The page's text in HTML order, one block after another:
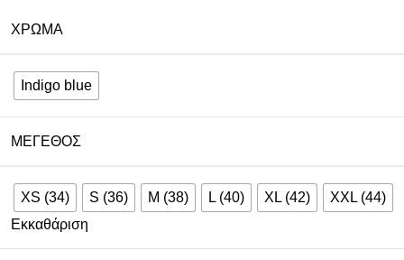
ΧΡΏΜΑ
Indigo blue
ΜΈΓΕΘΟΣ
XS (34) S (36) M (38) L (40) XL (42)
XXL (44)
Εκκαθάριση